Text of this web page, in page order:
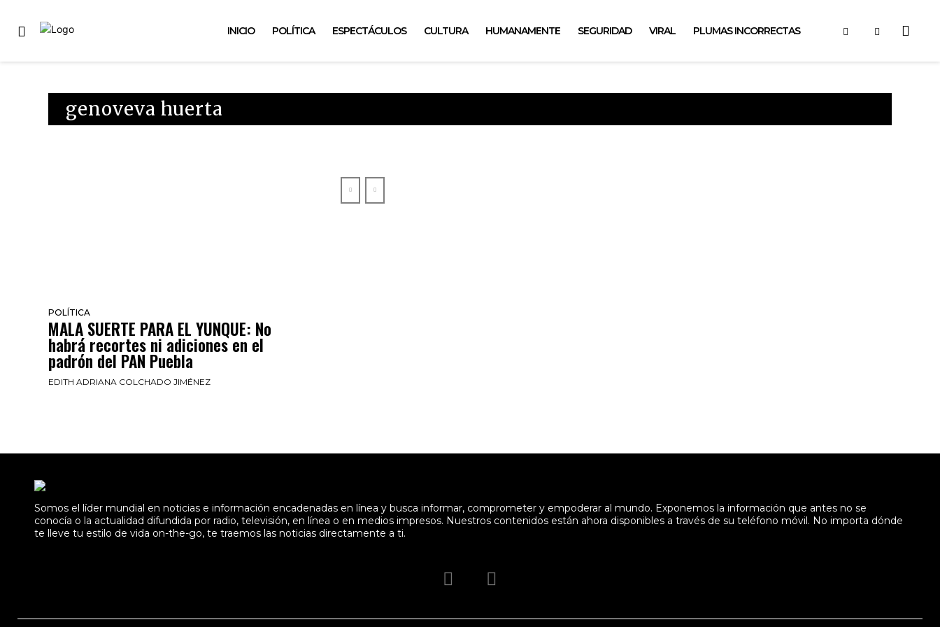
INICIO POLÍTICA ESPECTÁCULOS CULTURA HUMANAMENTE SEGURIDAD VIRAL PLUMAS INCORRECTAS
genoveva huerta
POLÍTICA
MALA SUERTE PARA EL YUNQUE: No
habrá recortes ni adiciones en el
padrón del PAN Puebla
EDITH ADRIANA COLCHADO JIMÉNEZ
Somos el líder mundial en noticias e información encadenadas en línea y busca informar, comprometer y empoderar al mundo. Exponemos la información que antes no se
conocía o la actualidad difundida por radio, televisión, en línea o en medios impresos. Nuestros contenidos están ahora disponibles a través de su teléfono móvil. No importa dónde
te lleve tu estilo de vida on-the-go, te traemos las noticias directamente a ti.